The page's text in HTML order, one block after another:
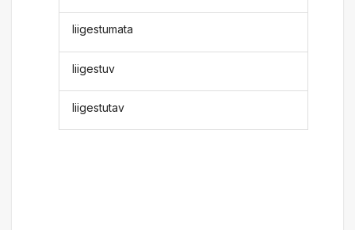
liigestumata
liigestuv
liigestutav